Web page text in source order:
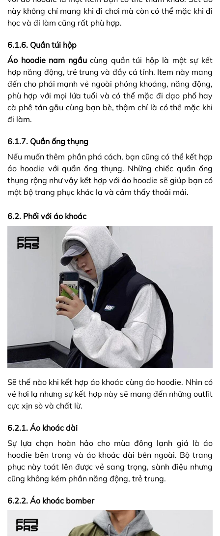
này không chỉ mang khi đi chơi mà còn có thể mặc khi đi
học và đi làm cũng rất phù hợp.
6.1.6. Quần túi hộp
Áo hoodie nam ngầucùng quần túi hộp là một sự kết
hợp năng động, trẻ trung và đầy cá tính. Item này mang
đến cho phái mạnh vẻ ngoài phóng khoáng, năng động,
phù hợp với mọi lứa tuổi và có thể mặc đi dạo phố hay
cà phê tán gẫu cùng bạn bè, thậm chí là có thể mặc khi
đi làm.
6.1.7. Quần ống thụng
Nếu muốn thêm phần phá cách, bạn cũng có thể kết hợp
áo hoodie với quần ống thụng. Những chiếc quần ống
thụng rộng như vậy kết hợp với áo hoodie sẽ giúp bạn có
một bộ trang phục khác lạ và cảm thấy thoải mái.
6.2. Phối với áo khoác
Sẽ thế nào khi kết hợp áo khoác cùng áo hoodie. Nhìn có
vẻ hơi lạ nhưng sự kết hợp này sẽ mang đến những outfit
cực xịn sò và chất lừ.
6.2.1. Áo khoác dài
Sự lựa chọn hoàn hảo cho mùa đông lạnh giá là áo
hoodie bên trong và áo khoác dài bên ngoài. Bộ trang
phục này toát lên được vẻ sang trọng, sành điệu nhưng
cũng không kém phần năng động, trẻ trung.
6.2.2. Áo khoác bomber